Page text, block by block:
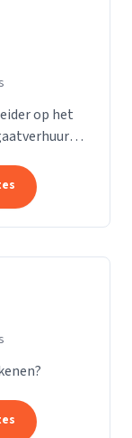
op het
heel